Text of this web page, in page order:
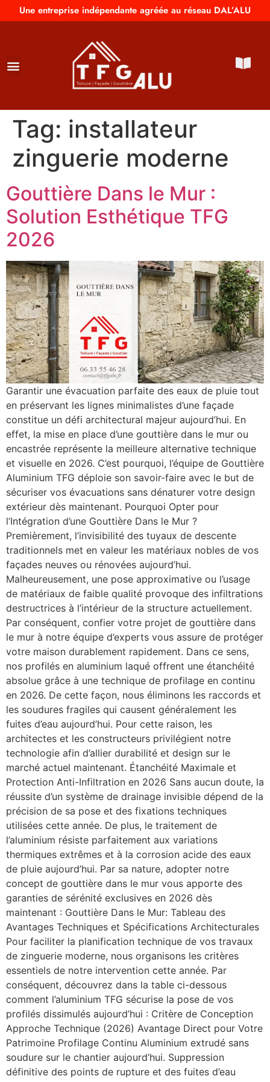
Une entreprise indépendante agréée au réseau DAL’ALU
Tag: installateur
zinguerie moderne
Gouttière Dans le Mur :
Solution Esthétique TFG
2026
Garantir une évacuation parfaite des eaux de pluie tout
en préservant les lignes minimalistes d’une façade
constitue un défi architectural majeur aujourd’hui. En
effet, la mise en place d’une gouttière dans le mur ou
encastrée représente la meilleure alternative technique
et visuelle en 2026. C’est pourquoi, l’équipe de Gouttière
Aluminium TFG déploie son savoir-faire avec le but de
sécuriser vos évacuations sans dénaturer votre design
extérieur dès maintenant. Pourquoi Opter pour
l’Intégration d’une Gouttière Dans le Mur ?
Premièrement, l’invisibilité des tuyaux de descente
traditionnels met en valeur les matériaux nobles de vos
façades neuves ou rénovées aujourd’hui.
Malheureusement, une pose approximative ou l’usage
de matériaux de faible qualité provoque des infiltrations
destructrices à l’intérieur de la structure actuellement.
Par conséquent, confier votre projet de gouttière dans
le mur à notre équipe d’experts vous assure de protéger
votre maison durablement rapidement. Dans ce sens,
nos profilés en aluminium laqué offrent une étanchéité
absolue grâce à une technique de profilage en continu
en 2026. De cette façon, nous éliminons les raccords et
les soudures fragiles qui causent généralement les
fuites d’eau aujourd’hui. Pour cette raison, les
architectes et les constructeurs privilégient notre
technologie afin d’allier durabilité et design sur le
marché actuel maintenant. Étanchéité Maximale et
Protection Anti-Infiltration en 2026 Sans aucun doute, la
réussite d’un système de drainage invisible dépend de la
précision de sa pose et des fixations techniques
utilisées cette année. De plus, le traitement de
l’aluminium résiste parfaitement aux variations
thermiques extrêmes et à la corrosion acide des eaux
de pluie aujourd’hui. Par sa nature, adopter notre
concept de gouttière dans le mur vous apporte des
garanties de sérénité exclusives en 2026 dès
maintenant : Gouttière Dans le Mur: Tableau des
Avantages Techniques et Spécifications Architecturales
Pour faciliter la planification technique de vos travaux
de zinguerie moderne, nous organisons les critères
essentiels de notre intervention cette année. Par
conséquent, découvrez dans la table ci-dessous
comment l’aluminium TFG sécurise la pose de vos
profilés dissimulés aujourd’hui : Critère de Conception
Approche Technique (2026) Avantage Direct pour Votre
Patrimoine Profilage Continu Aluminium extrudé sans
soudure sur le chantier aujourd’hui. Suppression
définitive des points de rupture et des fuites d’eau